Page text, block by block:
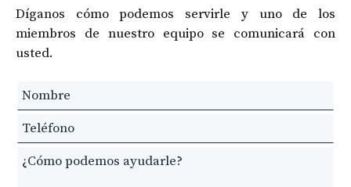
Díganos cómo podemos servirle y uno de los
miembros de nuestro equipo se comunicará con
usted.
Leave
this
field
blank